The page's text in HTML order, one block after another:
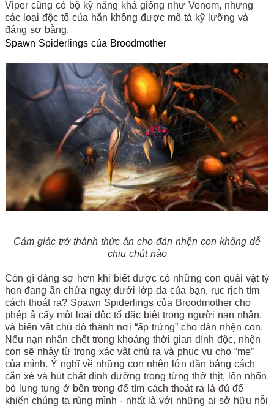
Viper cũng có bộ kỹ năng khá giống như Venom, nhưng
các loại độc tố của hắn không được mô tả kỹ lưỡng và
đáng sợ bằng.
Spawn Spiderlings của Broodmother
Cảm giác trở thành thức ăn cho đàn nhện con không dễ
chịu chút nào
Còn gì đáng sợ hơn khi biết được có những con quái vật tý
hon đang ẩn chứa ngay dưới lớp da của bạn, rục rịch tìm
cách thoát ra? Spawn Spiderlings của Broodmother cho
phép ả cấy một loại độc tố đặc biệt trong người nạn nhân,
và biến vật chủ đó thành nơi “ấp trứng” cho đàn nhện con.
Nếu nạn nhân chết trong khoảng thời gian dính độc, nhện
con sẽ nhảy từ trong xác vật chủ ra và phục vụ cho “mẹ”
của mình. Ý nghĩ về những con nhện lớn dần bằng cách
cắn xé và hút chất dinh dưỡng trong từng thớ thịt, lổn nhổn
bò lung tung ở bên trong để tìm cách thoát ra là đủ để
khiến chúng ta rùng mình - nhất là với những ai sở hữu nỗi